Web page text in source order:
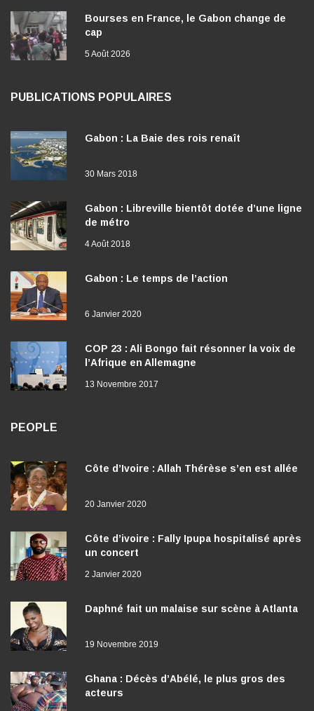
Bourses en France, le Gabon change de
cap
5 Août 2026
PUBLICATIONS POPULAIRES
Gabon : La Baie des rois renaît
30 Mars 2018
Gabon : Libreville bientôt dotée d’une ligne
de métro
4 Août 2018
Gabon : Le temps de l’action
6 Janvier 2020
COP 23 : Ali Bongo fait résonner la voix de
l’Afrique en Allemagne
13 Novembre 2017
PEOPLE
Côte d’Ivoire : Allah Thérèse s’en est allée
20 Janvier 2020
Côte d’ivoire : Fally Ipupa hospitalisé après
un concert
2 Janvier 2020
Daphné fait un malaise sur scène à Atlanta
19 Novembre 2019
Ghana : Décès d’Abélé, le plus gros des
acteurs